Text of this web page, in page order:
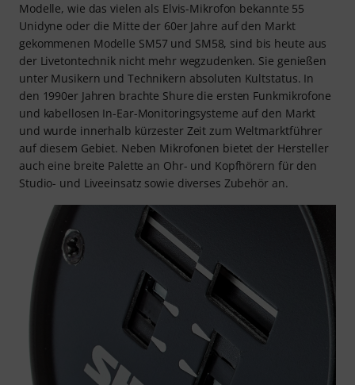
Modelle, wie das vielen als Elvis-Mikrofon bekannte 55
Unidyne oder die Mitte der 60er Jahre auf den Markt
gekommenen Modelle SM57 und SM58, sind bis heute aus
der Livetontechnik nicht mehr wegzudenken. Sie genießen
unter Musikern und Technikern absoluten Kultstatus. In
den 1990er Jahren brachte Shure die ersten Funkmikrofone
und kabellosen In-Ear-Monitoringsysteme auf den Markt
und wurde innerhalb kürzester Zeit zum Weltmarktführer
auf diesem Gebiet. Neben Mikrofonen bietet der Hersteller
auch eine breite Palette an Ohr- und Kopfhörern für den
Studio- und Liveeinsatz sowie diverses Zubehör an.